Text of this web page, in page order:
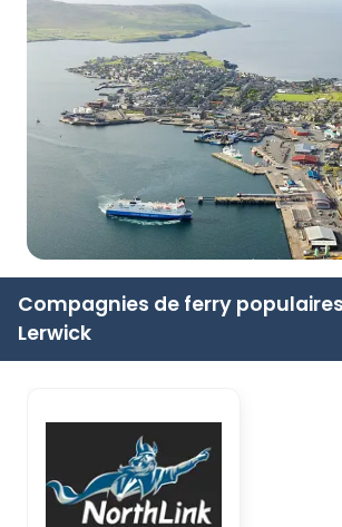
Compagnies de ferry
Lerwick